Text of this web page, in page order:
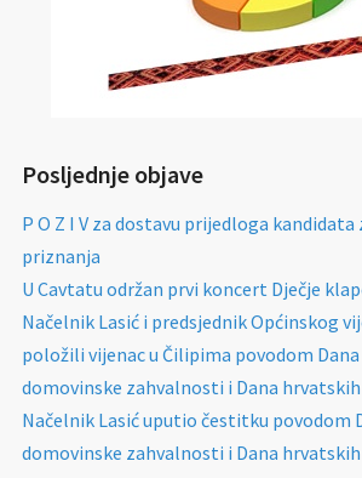
Posljednje objave
P O Z I V za dostavu prijedloga
priznanja
U Cavtatu održan prvi koncert Dječje
Načelnik Lasić i predsjednik Općinskog
položili vijenac u Čilipima povodom
domovinske zahvalnosti i Dana
Načelnik Lasić uputio čestitku povodom
domovinske zahvalnosti i Dana